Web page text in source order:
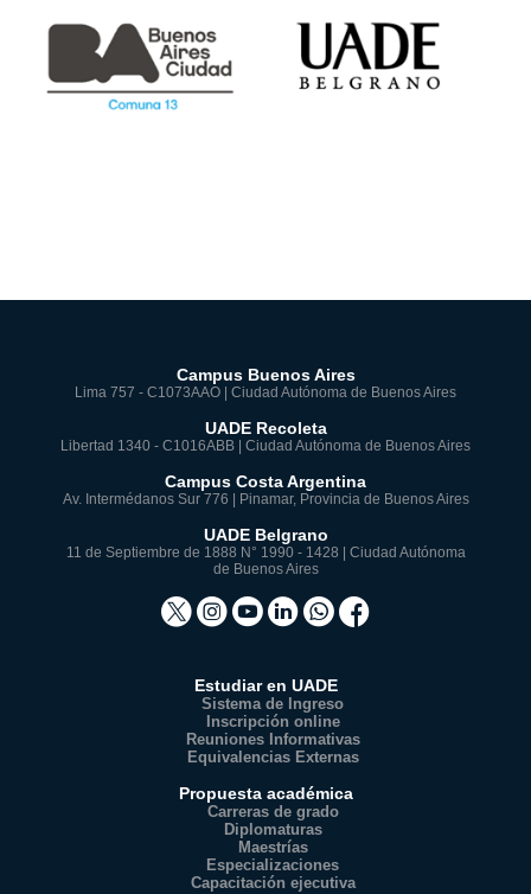
Campus Buenos Aires
Lima 757 - C1073AAO | Ciudad Autónoma de Buenos Aires
UADE Recoleta
Libertad 1340 - C1016ABB | Ciudad Autónoma de Buenos Aires
Campus Costa Argentina
Av. Intermédanos Sur 776 | Pinamar, Provincia de Buenos Aires
UADE Belgrano
11 de Septiembre de 1888 N° 1990 - 1428 | Ciudad Autónoma
de Buenos Aires
Estudiar en UADE
Sistema de Ingreso
Inscripción online
Reuniones Informativas
Equivalencias Externas
Propuesta académica
Carreras de grado
Diplomaturas
Maestrías
Especializaciones
Capacitación ejecutiva